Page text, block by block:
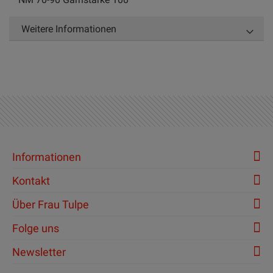
Weitere Informationen
Informationen
Kontakt
Über Frau Tulpe
Folge uns
Newsletter